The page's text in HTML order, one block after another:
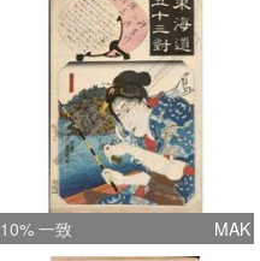
10% 一致 MAK